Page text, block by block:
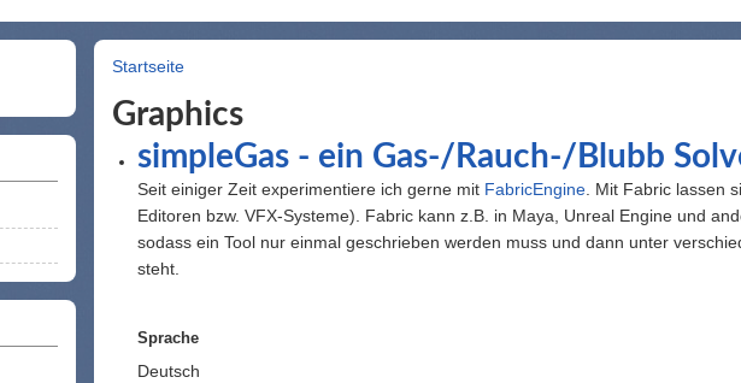
Sie sind hier
Startseite
Graphics
simpleGas - ein Gas-/Rauch-/Blubb
Seit einiger Zeit experimentiere ich gerne mit FabricEngine . Mit Fabric lassen
Editoren bzw. VFX-Systeme). Fabric kann z.B. in Maya, Unreal Engine und
sodass ein Tool nur einmal geschrieben werden muss und dann unter
steht.
Sprache
Deutsch